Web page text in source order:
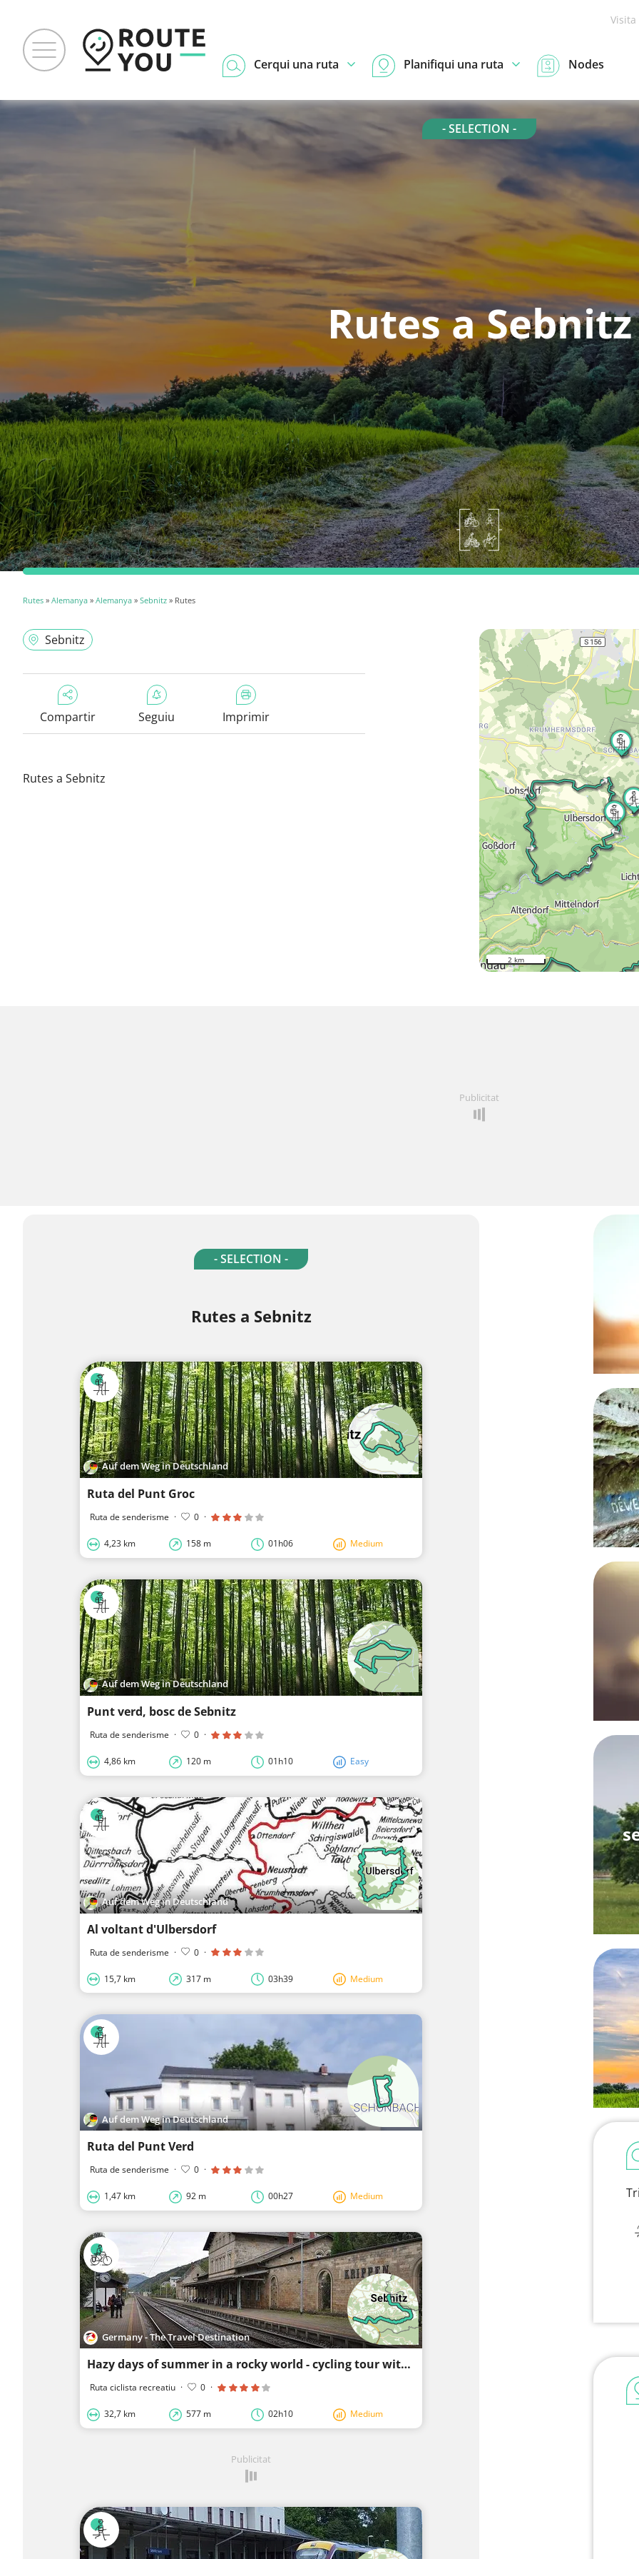
Cerqui una ruta Planifiqui una ruta Nodes
- SELECTION -
Rutes a Sebnitz
Rutes » Alemanya » Alemanya » Sebnitz » Rutes
Sebnitz
Compartir Seguiu Imprimir
Rutes a Sebnitz
2 km
Publicitat
- SELECTION -
Rutes a Sebnitz
Auf dem Weg in Deutschland
Ruta del Punt Groc
Ruta de senderisme · 0 ·
4,23 km 158 m 01h06 Medium
Auf dem Weg in Deutschland
Punt verd, bosc de Sebnitz
Ruta de senderisme · 0 ·
4,86 km 120 m 01h10 Easy
Auf dem Weg in Deutschland
Al voltant d'Ulbersdorf
Ruta de senderisme · 0 ·
15,7 km 317 m 03h39 Medium
Auf dem Weg in Deutschland
Ruta del Punt Verd
Ruta de senderisme · 0 ·
1,47 km 92 m 00h27 Medium
Germany - The Travel Destination
Hazy days of summer in a rocky world - cycling tour with wecyclebrandenburg
Ruta ciclista recreatiu · 0 ·
32,7 km 577 m 02h10 Medium
Publicitat